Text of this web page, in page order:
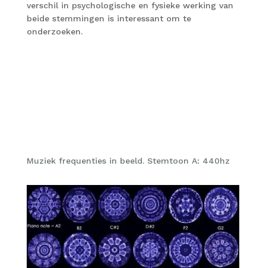
verschil in psychologische en fysieke werking van
beide stemmingen is interessant om te
onderzoeken.
Muziek frequenties in beeld. Stemtoon A: 440hz